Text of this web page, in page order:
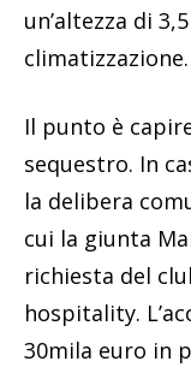
un’altezza di
climatizzazione.
Il punto è
sequestro. In
la delibera
cui la giunta
richiesta del
hospitality.
30mila euro in